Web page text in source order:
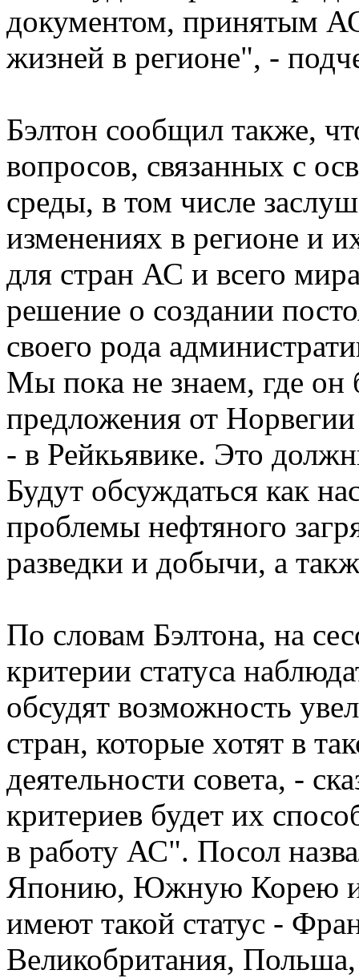
документом, принятым
жизней в регионе", -
Бэлтон сообщил также,
вопросов, связанных с
среды, в том числе
изменениях в регионе и
для стран АС и всего
решение о создании
своего рода
Мы пока не знаем, где он
предложения от
- в Рейкьявике. Это
Будут обсуждаться как
проблемы нефтяного
разведки и добычи, а
По словам Бэлтона, на
критерии статуса
обсудят возможность
стран, которые хотят в
деятельности совета, -
критериев будет их
в работу АС". Посол
Японию, Южную Корею и
имеют такой статус -
Великобритания,